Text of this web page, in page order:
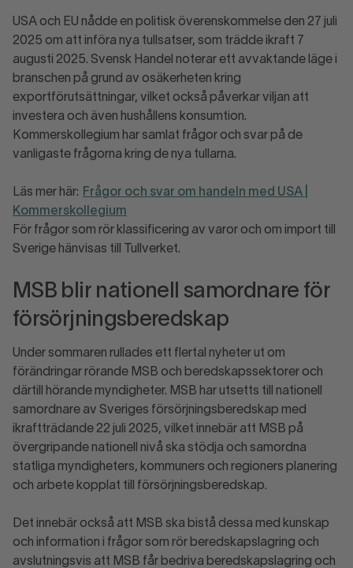
USA och EU nådde en politisk överenskommelse den 27 juli
2025 om att införa nya tullsatser, som trädde ikraft 7
augusti 2025. Svensk Handel noterar ett avvaktande läge i
branschen på grund av osäkerheten kring
exportförutsättningar, vilket också påverkar viljan att
investera och även hushållens konsumtion.
Kommerskollegium har samlat frågor och svar på de
vanligaste frågorna kring de nya tullarna.
Läs mer här: Frågor och svar om handeln med USA |
Kommerskollegium
För frågor som rör klassificering av varor och om import till
Sverige hänvisas till Tullverket.
MSB blir nationell samordnare för
försörjningsberedskap
Under sommaren rullades ett flertal nyheter ut om
förändringar rörande MSB och beredskapssektorer och
därtill hörande myndigheter. MSB har utsetts till nationell
samordnare av Sveriges försörjningsberedskap med
ikraftträdande 22 juli 2025, vilket innebär att MSB på
övergripande nationell nivå ska stödja och samordna
statliga myndigheters, kommuners och regioners planering
och arbete kopplat till försörjningsberedskap.
Det innebär också att MSB ska bistå dessa med kunskap
och information i frågor som rör beredskapslagring och
avslutningsvis att MSB får bedriva beredskapslagring och